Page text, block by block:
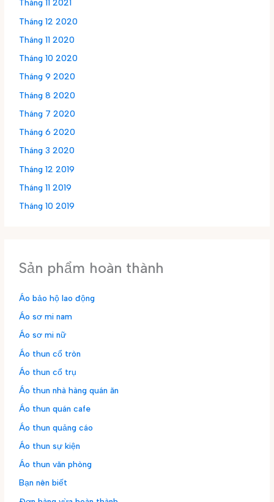
Tháng 11 2021
Tháng 12 2020
Tháng 11 2020
Tháng 10 2020
Tháng 9 2020
Tháng 8 2020
Tháng 7 2020
Tháng 6 2020
Tháng 3 2020
Tháng 12 2019
Tháng 11 2019
Tháng 10 2019
Sản phẩm hoàn thành
Áo bảo hộ lao động
Áo sơ mi nam
Áo sơ mi nữ
Áo thun cổ tròn
Áo thun cổ trụ
Áo thun nhà hàng quán ăn
Áo thun quán cafe
Áo thun quảng cáo
Áo thun sự kiện
Áo thun văn phòng
Bạn nên biết